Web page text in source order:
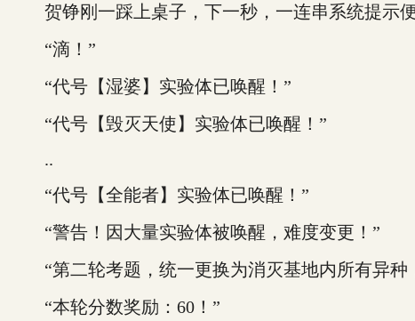
贺铮刚一踩上桌子，下一秒，一连串系统提示便
“滴！”
“代号【湿婆】实验体已唤醒！”
“代号【毁灭天使】实验体已唤醒！”
..
“代号【全能者】实验体已唤醒！”
“警告！因大量实验体被唤醒，难度变更！”
“第二轮考题，统一更换为消灭基地内所有异种
“本轮分数奖励：60！”